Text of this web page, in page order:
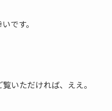
です。
いただければ、ええ。